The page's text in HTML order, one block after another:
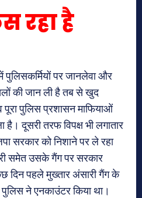
रहा है
पर जानलेवा और
की जान ली है तब से खुद
पूरा पुलिस प्रशासन माफियाओं
दूसरी तरफ विपक्ष भी लगातार
सरकार को निशाने पर ले रहा
समेत उसके गैंग पर सरकार
दिन पहले मुख्तार अंसारी गैंग के
ने एनकाउंटर किया था।